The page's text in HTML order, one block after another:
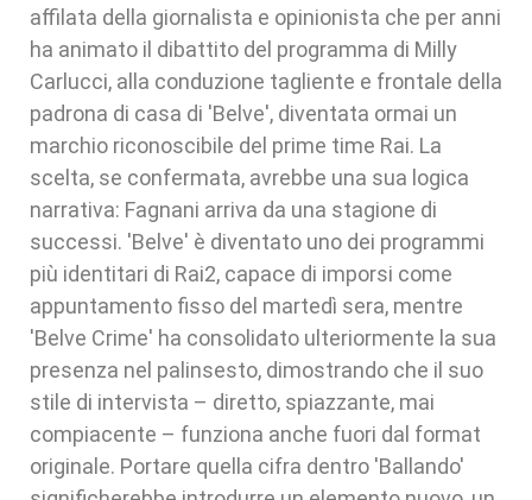
affilata della giornalista e opinionista che per anni
ha animato il dibattito del programma di Milly
Carlucci, alla conduzione tagliente e frontale della
padrona di casa di 'Belve', diventata ormai un
marchio riconoscibile del prime time Rai. La
scelta, se confermata, avrebbe una sua logica
narrativa: Fagnani arriva da una stagione di
successi. 'Belve' è diventato uno dei programmi
più identitari di Rai2, capace di imporsi come
appuntamento fisso del martedì sera, mentre
'Belve Crime' ha consolidato ulteriormente la sua
presenza nel palinsesto, dimostrando che il suo
stile di intervista – diretto, spiazzante, mai
compiacente – funziona anche fuori dal format
originale. Portare quella cifra dentro 'Ballando'